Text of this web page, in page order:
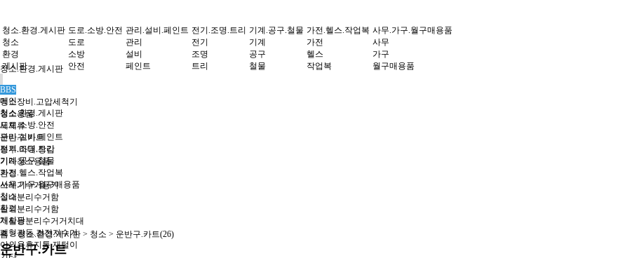
청소.환경.게시판
청소
청소장비.고압세척기
청소용품
세제류
운반구.카트
봉투.마대.장갑
기타청소용품
환경
쓰레기수거용기
실내분리수거함
실외분리수거함
재활용분리수거거치대
폐형광등.건전지수거
야외용휴지통.재털이
청소.환경.게시판
청소
환경
게시판
도로.소방.안전
도로
소방
안전
관리.설비.페인트
관리
설비
페인트
전기.조명.트리
전기
조명
트리
기계.공구.철물
기계
공구
철물
가전.헬스.작업복
가전
헬스
작업복
사무.가구.월구매용품
사무
가구
월구매용품
BBS
메인
청소.환경.게시판
도로.소방.안전
관리.설비.페인트
전기.조명.트리
기계.공구.철물
가전.헬스.작업복
사무.가구.월구매용품
청소
환경
게시판
홈 >청소.환경.게시판 > 청소 > 운반구.카트(26)
운반구.카트